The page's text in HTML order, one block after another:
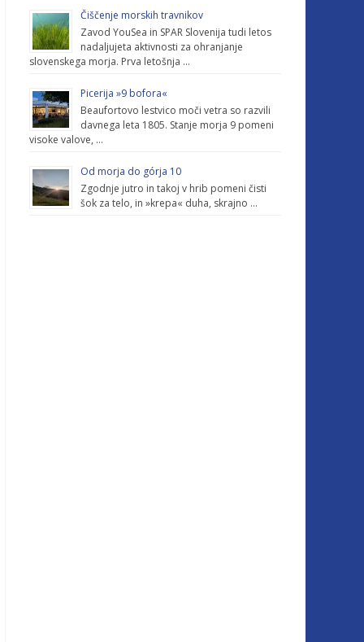
Čiščenje morskih travnikov
Zavod YouSea in SPAR Slovenija tudi letos
nadaljujeta aktivnosti za ohranjanje
slovenskega morja. Prva letošnja …
Picerija »9 bofora«
Beaufortovo lestvico moči vetra so razvili
davnega leta 1805. Stanje morja 9 pomeni
visoke valove, …
Od morja do górja 10
Zgodnje jutro in takoj v hrib pomeni čisti
šok za telo, in »krepa« duha, skrajno …